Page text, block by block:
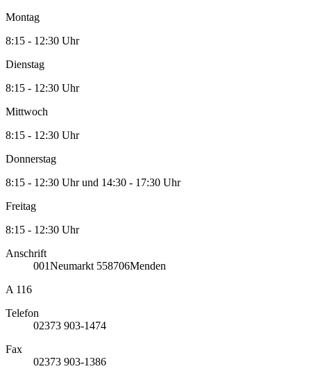
Montag
8:15 - 12:30 Uhr
Dienstag
8:15 - 12:30 Uhr
Mittwoch
8:15 - 12:30 Uhr
Donnerstag
8:15 - 12:30 Uhr und 14:30 - 17:30 Uhr
Freitag
8:15 - 12:30 Uhr
Anschrift
001Neumarkt 558706Menden
A 116
Telefon
02373 903-1474
Fax
02373 903-1386